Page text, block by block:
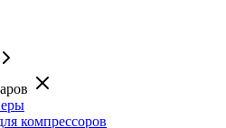
компрессоров